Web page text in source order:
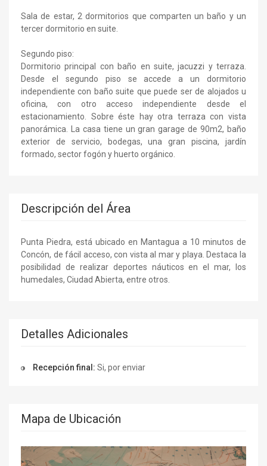
Sala de estar, 2 dormitorios que comparten un baño y un
tercer dormitorio en suite.
Segundo piso:
Dormitorio principal con baño en suite, jacuzzi y terraza.
Desde el segundo piso se accede a un dormitorio
independiente con baño suite que puede ser de alojados u
oficina, con otro acceso independiente desde el
estacionamiento. Sobre éste hay otra terraza con vista
panorámica. La casa tiene un gran garage de 90m2, baño
exterior de servicio, bodegas, una gran piscina, jardín
formado, sector fogón y huerto orgánico.
Descripción del Área
Punta Piedra, está ubicado en Mantagua a 10 minutos de
Concón, de fácil acceso, con vista al mar y playa. Destaca la
posibilidad de realizar deportes náuticos en el mar, los
humedales, Ciudad Abierta, entre otros.
Detalles Adicionales
Recepción final: Si, por enviar
Mapa de Ubicación